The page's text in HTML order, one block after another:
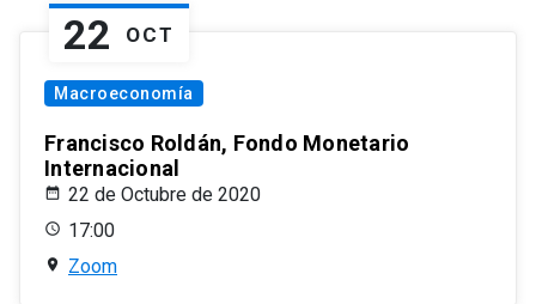
22 OCT
Macroeconomía
Francisco Roldán, Fondo Monetario
Internacional
22 de Octubre de 2020
17:00
Zoom